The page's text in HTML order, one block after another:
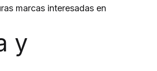
marcas interesadas en
y